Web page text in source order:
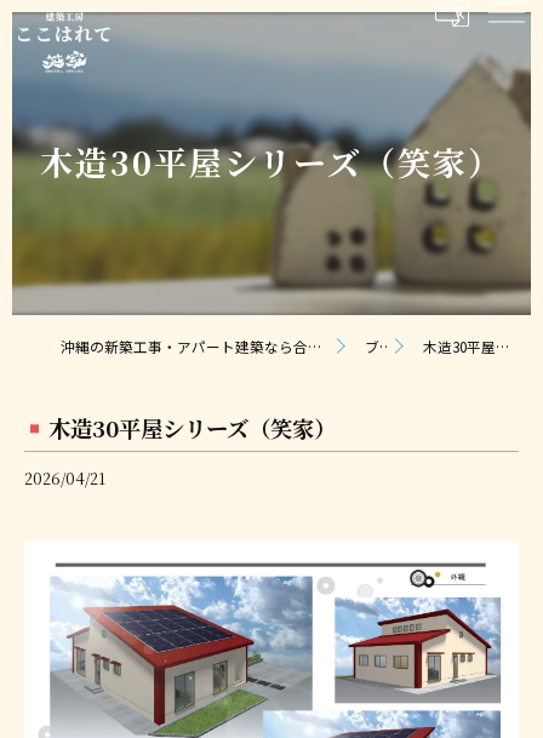
木造30平屋シリーズ（笑家）
沖縄の新築工事・アパート建築なら合同会社ここはれて｜無料相談・見積り対応 ブログ 木造30平屋シリーズ（笑家）
木造30平屋シリーズ（笑家）
2026/04/21